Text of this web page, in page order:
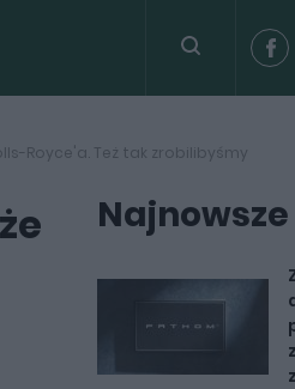
Royce'a. Też tak zrobilibyśmy
Najnowsze